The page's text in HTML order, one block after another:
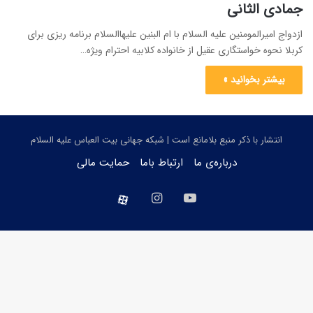
جمادی الثانی
ازدواج امیرالمومنین علیه السلام با ام البنین علیهاالسلام برنامه ریزی برای
کربلا نحوه خواستگاری عقیل از خانواده کلابیه احترام ویژه…
بیشتر بخوانید »
انتشار با ذکر منبع بلامانع است | شبکه جهانی بیت العباس علیه السلام
درباره‌ی ما ارتباط باما حمایت مالی
یوتیوب اینستاگرام